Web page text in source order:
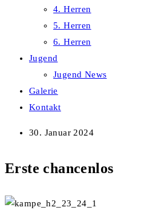
4. Herren
5. Herren
6. Herren
Jugend
Jugend News
Galerie
Kontakt
30. Januar 2024
Erste chancenlos